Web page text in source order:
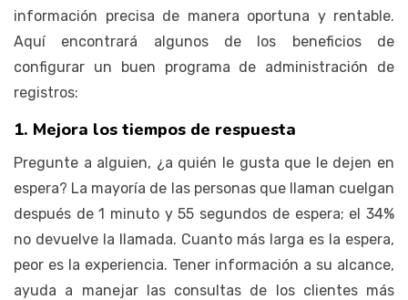
información precisa de manera oportuna y rentable.
Aquí encontrará algunos de los beneficios de
configurar un buen programa de administración de
registros:
1. Mejora los tiempos de respuesta
Pregunte a alguien, ¿a quién le gusta que le dejen en
espera? La mayoría de las personas que llaman cuelgan
después de 1 minuto y 55 segundos de espera; el 34%
no devuelve la llamada. Cuanto más larga es la espera,
peor es la experiencia. Tener información a su alcance,
ayuda a manejar las consultas de los clientes más